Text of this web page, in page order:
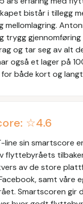
bistår i tillegg
mellomlagring.
trygg gjennomføring
og tar seg av alt
også et lager på
både kort og
☆4.6
line sin smartscore
flyttebyråets
av de store
samt våre
Smartscoren gir